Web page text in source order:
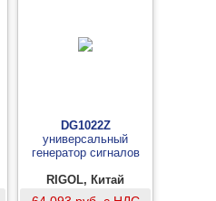
DG1022Z
универсальный
генератор сигналов
RIGOL, Китай